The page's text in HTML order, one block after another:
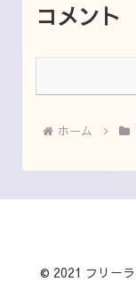
コメント
ホーム
© 2021 フリー